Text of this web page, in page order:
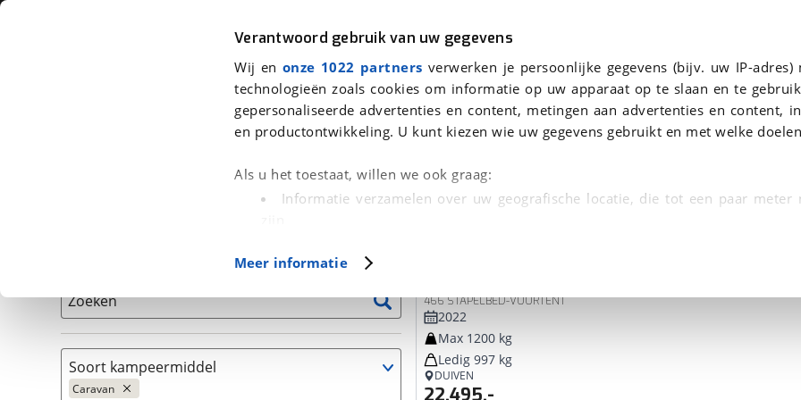
Verantwoord gebruik van uw gegevens
Wij en onze 1022 partners verwerken je persoonlijke gegevens (bijv. uw IP-adres)
technologieën zoals cookies om informatie op uw apparaat op te slaan en te
gepersonaliseerde advertenties en content, metingen aan advertenties en content,
en productontwikkeling. U kunt kiezen wie uw gegevens gebruikt en met welke
Als u het toestaat, willen we ook graag:
Informatie verzamelen over uw geografische locatie, die tot een paar meter
(fingerprinting)
in. U kunt uw toestemming op elk moment wijzigen of
Cookieverklaring.
Met cookies en vergelijkbare technieken zorgen we voor een betere en meer
Functionele cookies zorgen ervoor dat de website goed werkt. Ook gebruiken we
Meer informatie
Auto Fiets Motor
Kampeervoertuigen>Caravan
We hebben 3 kampeervoertuigen voor je gevonden
Zoeken
Soort kampeermiddel
Caravan
466 STAPELBED-VOORTENT
2022
Max 1200 kg
Ledig 997 kg
DUIVEN
22.495,-